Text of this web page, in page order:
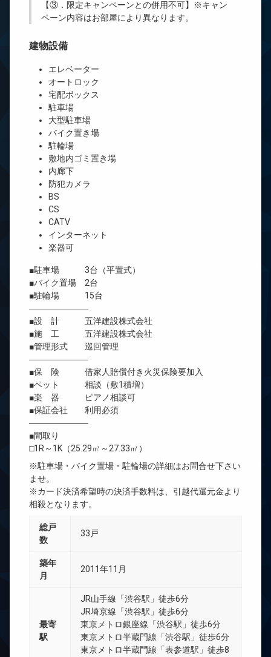
【③．限定キャンペーンとの併用不可】※キャン
ペーン内容はお部屋により異なります。
建物設備
エレベーター
オートロック
宅配ボックス
駐車場
大型駐車場
バイク置き場
駐輪場
敷地内ゴミ置き場
内廊下
防犯カメラ
BS
CS
CATV
インターネット
楽器可
■駐車場 3台（平置式）
■バイク置場 2台
■駐輪場 15台
―――――――
■設 計 五洋建設株式会社
■施 工 五洋建設株式会社
■管理形式 巡回管理
―――――――
■保 険 借家人賠償付き火災保険要加入
■ペット 相談（敷1積増）
■楽 器 ピアノ相談可
■保証会社 利用必須
―――――――
■間取り
□1R～1K（25.29㎡～27.33㎡）
※駐車場・バイク置場・駐輪場の詳細はお問合せ下さい
ませ。
※カード決済希望時の決済手数料は、引越代還元金より
相殺となります。
総戸
数
33戸
築年
月
2011年11月
最寄
駅
JR山手線「渋谷駅」徒歩6分
JR埼京線「渋谷駅」徒歩6分
東京メトロ銀座線「渋谷駅」徒歩6分
東京メトロ半蔵門線「渋谷駅」徒歩6分
東京メトロ半蔵門線「表参道駅」徒歩8